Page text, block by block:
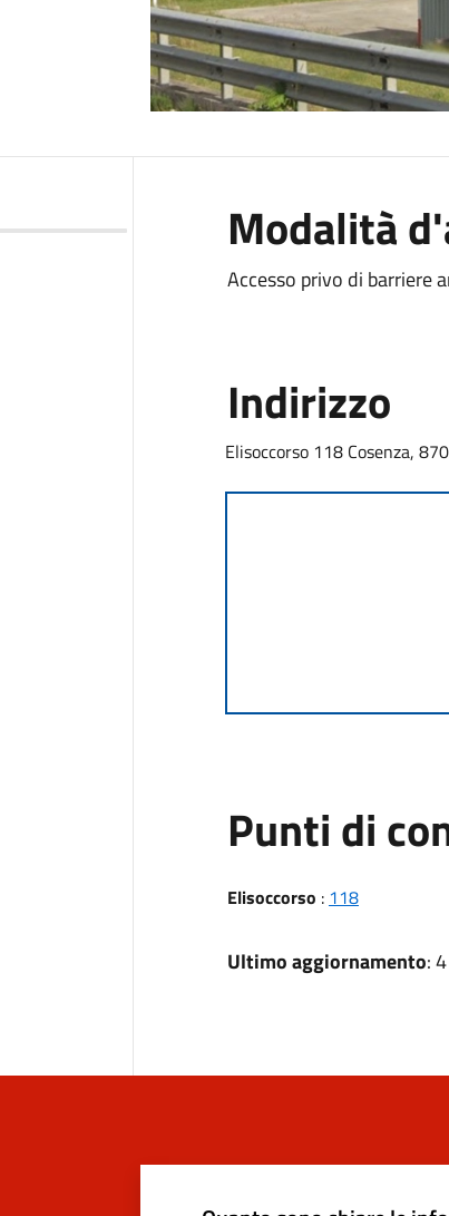
Modalità
Accesso privo di barriere
Indirizzo
Elisoccorso 118 Cosenza,
Punti di
Elisoccorso : 118
Ultimo aggiornamento: